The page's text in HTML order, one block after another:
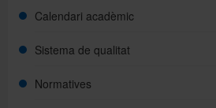
Calendari acadèmic
Sistema de qualitat
Normatives